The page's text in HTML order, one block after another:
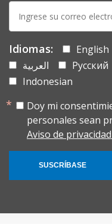
mail:
Idiomas: English
العربية
Русский
Indonesian
Doy mi
personales sean
Aviso de
SUSCRÍBASE